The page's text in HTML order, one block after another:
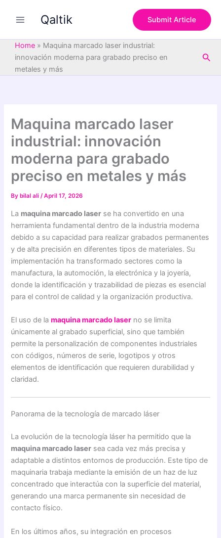
Qaltik Submit Article
Home » Maquina marcado laser industrial:
innovación moderna para grabado preciso en
metales y más
Maquina marcado laser
industrial: innovación
moderna para grabado
preciso en metales y más
By bilal ali/April 17, 2026
La maquina marcado laser se ha convertido en una
herramienta fundamental dentro de la industria moderna
debido a su capacidad para realizar grabados permanentes
y de alta precisión en diferentes tipos de materiales. Su
implementación ha transformado sectores como la
manufactura, la automoción, la electrónica y la joyería,
donde la identificación y trazabilidad de piezas es esencial
para el control de calidad y la organización productiva.
El uso de lamaquina marcado laser no se limita
únicamente al grabado superficial, sino que también
permite la personalización de componentes industriales
con códigos, números de serie, logotipos y otros
elementos de identificación que requieren durabilidad y
claridad.
Panorama de la tecnología de marcado láser
La evolución de la tecnología láser ha permitido que la
maquina marcado laser sea cada vez más precisa y
adaptable a distintos entornos de producción. Este tipo de
maquinaria trabaja mediante la emisión de un haz de luz
concentrado que interactúa con la superficie del material,
generando una marca permanente sin necesidad de
contacto físico.
En los últimos años, su integración en procesos